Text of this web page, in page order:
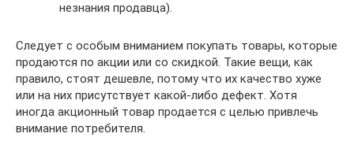
незнания продавца).
Следует с особым вниманием покупать товары, которые
продаются по акции или со скидкой. Такие вещи, как
правило, стоят дешевле, потому что их качество хуже
или на них присутствует какой-либо дефект. Хотя
иногда акционный товар продается с целью привлечь
внимание потребителя.